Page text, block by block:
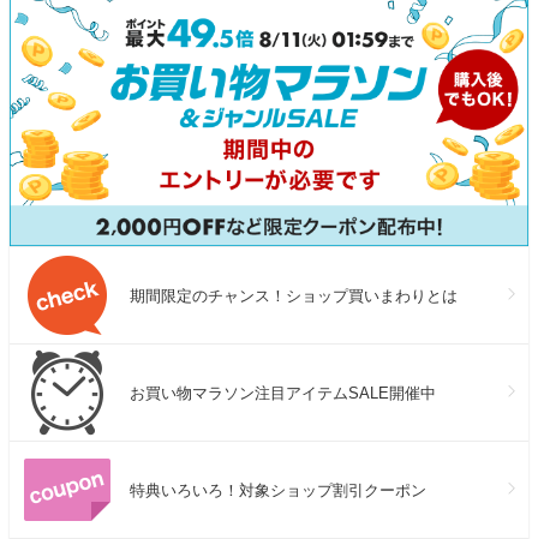
期間限定のチャンス！ショップ買いまわりとは
お買い物マラソン注目アイテムSALE開催中
特典いろいろ！対象ショップ割引クーポン